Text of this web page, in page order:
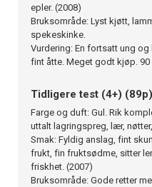
epler. (2008)
Bruksområde: Lyst kjøtt,
spekeskinke.
Vurdering: En fortsatt ung
fint åtte. Meget godt kjøp. 90
Tidligere test (4+)
Farge og duft: Gul. Rik
uttalt lagringspreg, lær,
Smak: Fyldig anslag, fint
frukt, fin fruktsødme, sitter
friskhet. (2007)
Bruksområde: Gode retter